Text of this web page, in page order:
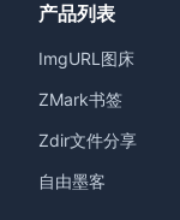
产品列表
ImgURL图床
ZMark书签
Zdir文件分享
自由墨客